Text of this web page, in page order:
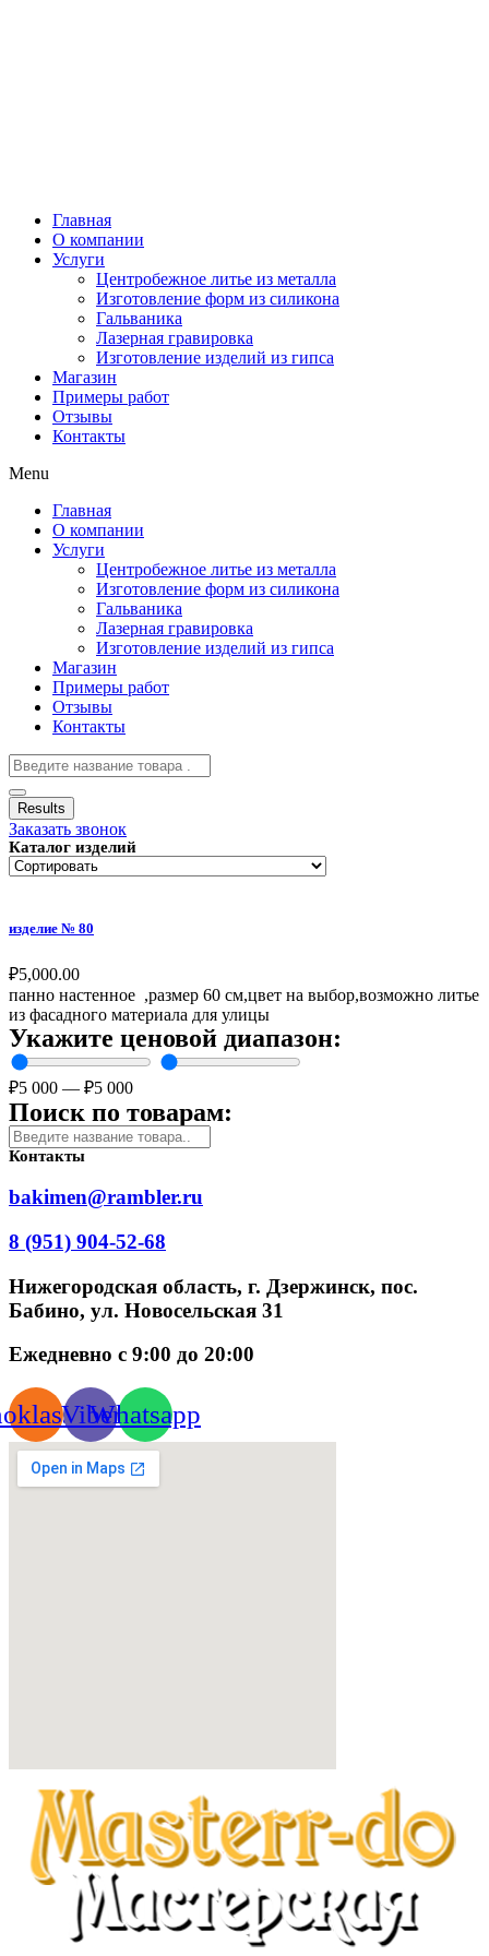
Главная
О компании
Услуги
Центробежное литье из металла
Изготовление форм из силикона
Гальваника
Лазерная гравировка
Изготовление изделий из гипса
Магазин
Примеры работ
Отзывы
Контакты
Menu
Главная
О компании
Услуги
Центробежное литье из металла
Изготовление форм из силикона
Гальваника
Лазерная гравировка
Изготовление изделий из гипса
Магазин
Примеры работ
Отзывы
Контакты
Results
Заказать звонок
Каталог изделий
изделие № 80
₽5,000.00
панно настенное ,размер 60 см,цвет на выбор,возможно литье
из фасадного материала для улицы
Укажите ценовой диапазон:
₽5 000 — ₽5 000
Поиск по товарам:
Контакты
bakimen@rambler.ru
8 (951) 904-52-68
Нижегородская область, г. Дзержинск, пос.
Бабино, ул. Новосельская 31
Ежедневно с 9:00 до 20:00
ViberWhatsapp